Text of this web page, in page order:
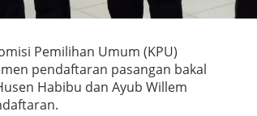
Pemilihan Umum (KPU)
pendaftaran pasangan bakal
Habibu dan Ayub Willem